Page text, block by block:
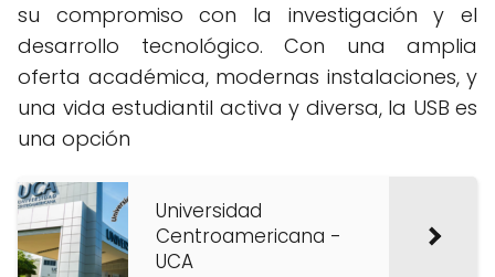
su compromiso con la investigación y el
desarrollo tecnológico. Con una amplia
oferta académica, modernas instalaciones, y
una vida estudiantil activa y diversa, la USB es
una opción
Universidad
Centroamericana -
UCA